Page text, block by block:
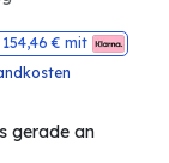
154,46 € mit
gerade an